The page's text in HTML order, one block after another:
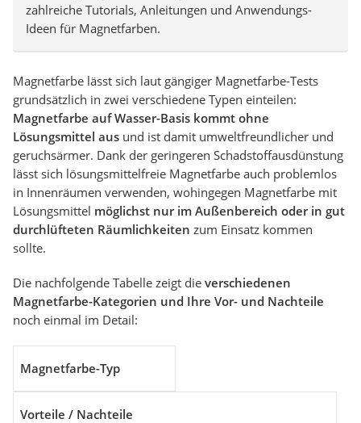
zahlreiche Tutorials, Anleitungen und Anwendungs-
Ideen für Magnetfarben.
Magnetfarbe lässt sich laut gängiger Magnetfarbe-Tests
grundsätzlich in zwei verschiedene Typen einteilen:
Magnetfarbe auf Wasser-Basis kommt ohne
Lösungsmittel aus und ist damit umweltfreundlicher und
geruchsärmer. Dank der geringeren Schadstoffausdünstung
lässt sich lösungsmittelfreie Magnetfarbe auch problemlos
in Innenräumen verwenden, wohingegen Magnetfarbe mit
Lösungsmittel möglichst nur im Außenbereich oder in gut
durchlüfteten Räumlichkeiten zum Einsatz kommen
sollte.
Die nachfolgende Tabelle zeigt die verschiedenen
Magnetfarbe-Kategorien und Ihre Vor- und Nachteile
noch einmal im Detail:
Magnetfarbe-Typ
Vorteile / Nachteile